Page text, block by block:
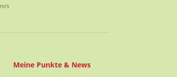
m/s
Meine Punkte & News